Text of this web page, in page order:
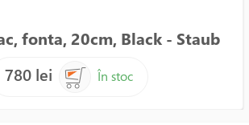
fonta, 20cm, Black - Staub
780 lei
În stoc